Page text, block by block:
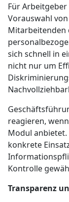
Für
Vorauswahl
Mitarbeitenden
sich schnell in
nicht nur um
reagieren,
Modul
konkrete
Kontrolle
Transparenz